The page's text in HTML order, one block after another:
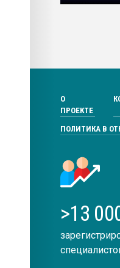
О
ПРОЕКТЕ
ПОЛИТИКА В
>13